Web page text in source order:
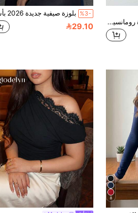
Aloruh بلوزة نسائية جديدة رومانسية أنيقة جذابة وجريئة من الدانتيل والرقعة ضيقة مفرغة الأكمام الطويلة، مناسبة للتواعد والحفلات والخروجات
%3-
29.10
8